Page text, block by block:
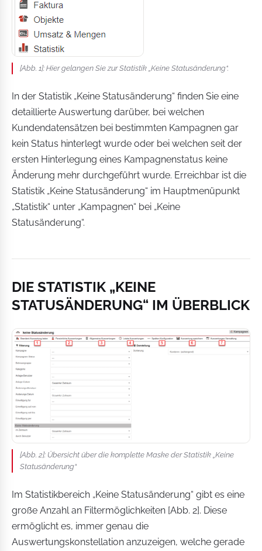
[Abb. 1]: Hier gelangen Sie zur Statistik „Keine Statusänderung“.
In der Statistik „Keine Statusänderung“ finden Sie eine
detaillierte Auswertung darüber, bei welchen
Kundendatensätzen bei bestimmten Kampagnen gar
kein Status hinterlegt wurde oder bei welchen seit der
ersten Hinterlegung eines Kampagnenstatus keine
Änderung mehr durchgeführt wurde. Erreichbar ist die
Statistik „Keine Statusänderung“ im Hauptmenüpunkt
„Statistik“ unter „Kampagnen“ bei „Keine
Statusänderung“.
DIE STATISTIK „KEINE
STATUSÄNDERUNG“ IM ÜBERBLICK
[Abb. 2]: Übersicht über die komplette Maske der Statistik „Keine
Statusänderung“
Im Statistikbereich „Keine Statusänderung“ gibt es eine
große Anzahl an Filtermöglichkeiten [Abb. 2]. Diese
ermöglicht es, immer genau die
Auswertungskonstellation anzuzeigen, welche gerade